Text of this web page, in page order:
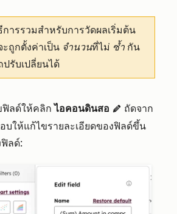
การรวมสำหรับการวัดผลเริ่มต้น
ถูกตั้งค่าเป็น จำนวนที่ไม่ ซ้ำ กัน
รับเปลี่ยนได้
ฟิลด์ให้คลิกไอคอนดินสอ edit ถัดจาก
บให้แก้ไขรายละเอียดของฟิลด์ขึ้น
ฟิลด์: